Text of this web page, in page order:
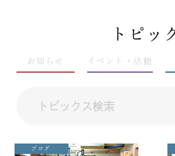
トピッ
お知らせ イベント・活動
ブログ